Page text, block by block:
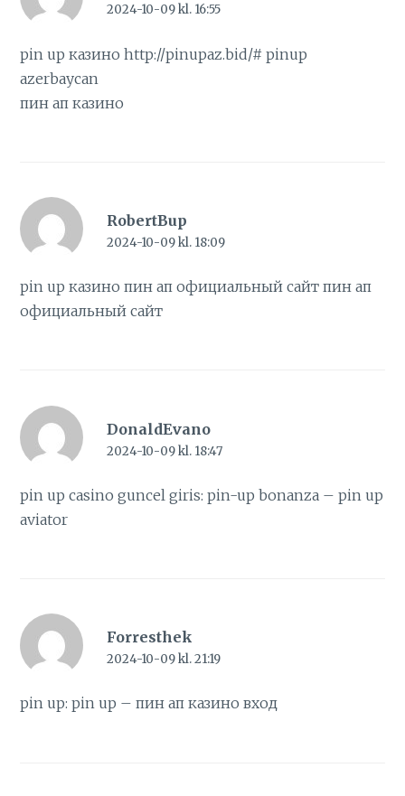
2024-10-09 kl. 16:55
pin up казиноhttp://pinupaz.bid/# pinup
azerbaycan
пин ап казино
RobertBup
2024-10-09 kl. 18:09
pin up казинопин ап официальный сайт пин ап
официальный сайт
DonaldEvano
2024-10-09 kl. 18:47
pin up casino guncel giris:pin-up bonanza – pin up
aviator
Forresthek
2024-10-09 kl. 21:19
pin up:pin up – пин ап казино вход